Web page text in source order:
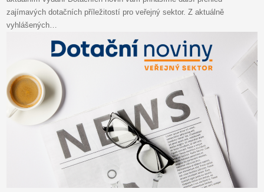
zajímavých dotačních příležitostí pro veřejný sektor. Z aktuálně
vyhlášených…